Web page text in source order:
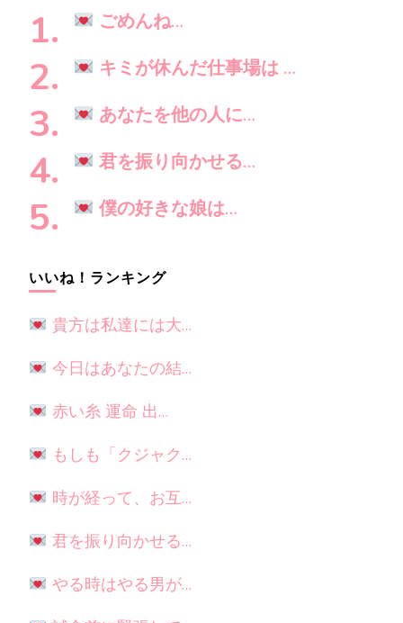
し
で
す
か
?
ごめんね…
キミが休んだ仕事場は …
あなたを他の人に…
君を振り向かせる…
僕の好きな娘は…
いいね！ランキング
貴方は私達には大…
今日はあなたの結…
赤い糸 運命 出…
もしも「クジャク…
時が経って、お互…
君を振り向かせる…
やる時はやる男が…